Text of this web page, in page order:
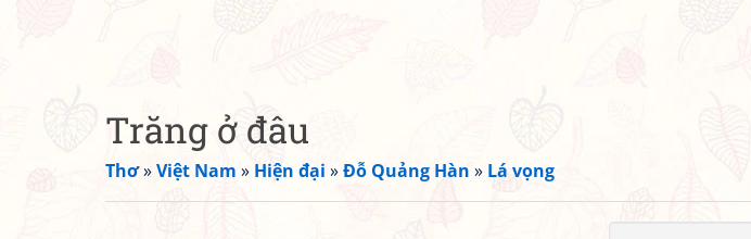
Trăng ở đâu
Thơ»Việt Nam » Hiện đại »Đỗ Quảng Hàn » Lá vọng